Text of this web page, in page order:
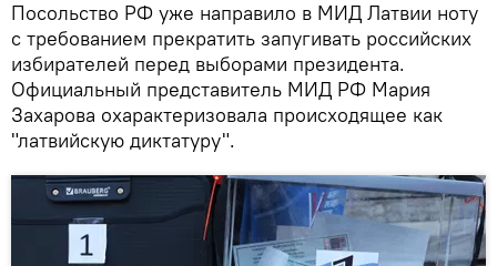
Посольство РФ уже направило в МИД Латвии ноту
с требованием прекратить запугивать российских
избирателей перед выборами президента.
Официальный представитель МИД РФ Мария
Захарова охарактеризовала происходящее как
"латвийскую диктатуру".